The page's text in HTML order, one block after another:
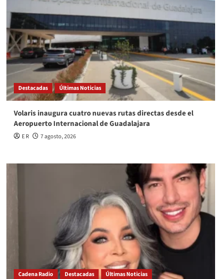
Destacadas Últimas Noticias
Volaris inaugura cuatro nuevas rutas directas desde el
Aeropuerto Internacional de Guadalajara
E R 7 agosto, 2026
Cadena Radio Destacadas Últimas Noticias